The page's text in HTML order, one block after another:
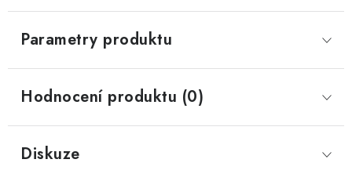
Parametry produktu
Hodnocení produktu (0)
Diskuze